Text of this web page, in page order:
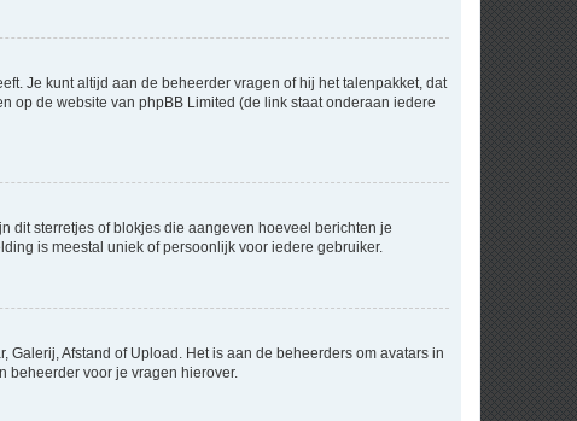
Je kunt altijd aan de beheerder vragen of hij het talenpakket, dat
op de website van phpBB Limited (de link staat onderaan iedere
dit sterretjes of blokjes die aangeven hoeveel berichten je
is meestal uniek of persoonlijk voor iedere gebruiker.
Afstand of Upload. Het is aan de beheerders om avatars in
beheerder voor je vragen hierover.